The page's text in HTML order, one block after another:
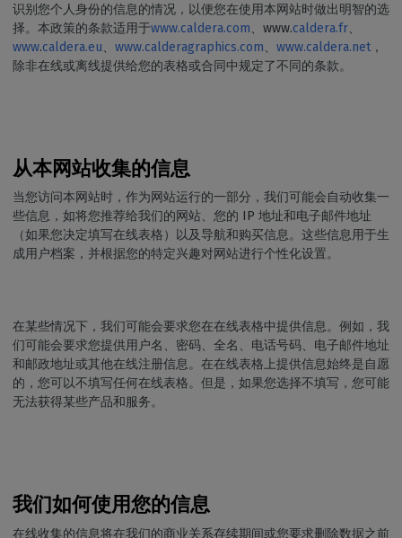
识别您个人身份的信息的情况，以便您在使用本网站时做出明智的选
择。本政策的条款适用于www.caldera.com、www.caldera.fr、
www.caldera.eu、 www.calderagraphics.com、 www.caldera.net ，
除非在线或离线提供给您的表格或合同中规定了不同的条款。
从本网站收集的信息
当您访问本网站时，作为网站运行的一部分，我们可能会自动收集一
些信息，如将您推荐给我们的网站、您的 IP 地址和电子邮件地址
（如果您决定填写在线表格）以及导航和购买信息。这些信息用于生
成用户档案，并根据您的特定兴趣对网站进行个性化设置。
在某些情况下，我们可能会要求您在在线表格中提供信息。例如，我
们可能会要求您提供用户名、密码、全名、电话号码、电子邮件地址
和邮政地址或其他在线注册信息。在在线表格上提供信息始终是自愿
的，您可以不填写任何在线表格。但是，如果您选择不填写，您可能
无法获得某些产品和服务。
我们如何使用您的信息
在线收集的信息将在我们的商业关系存续期间或您要求删除数据之前